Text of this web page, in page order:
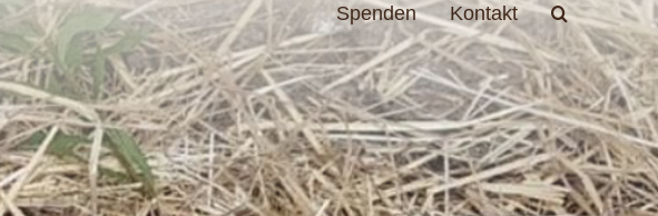
Pflegestellen Naturschutz
Spenden
Kontakt